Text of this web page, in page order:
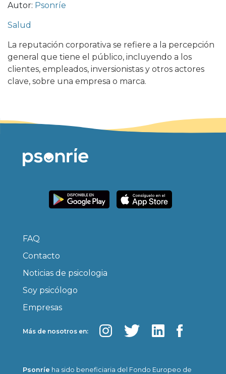
Autor: Psonríe
Salud
La reputación corporativa se refiere a la percepción
general que tiene el público, incluyendo a los
clientes, empleados, inversionistas y otros actores
clave, sobre una empresa o marca.
FAQ
Contacto
Noticias de psicologia
Soy psicólogo
Empresas
Más de nosotros en:
Psonríe ha sido beneficiaria del Fondo Europeo de